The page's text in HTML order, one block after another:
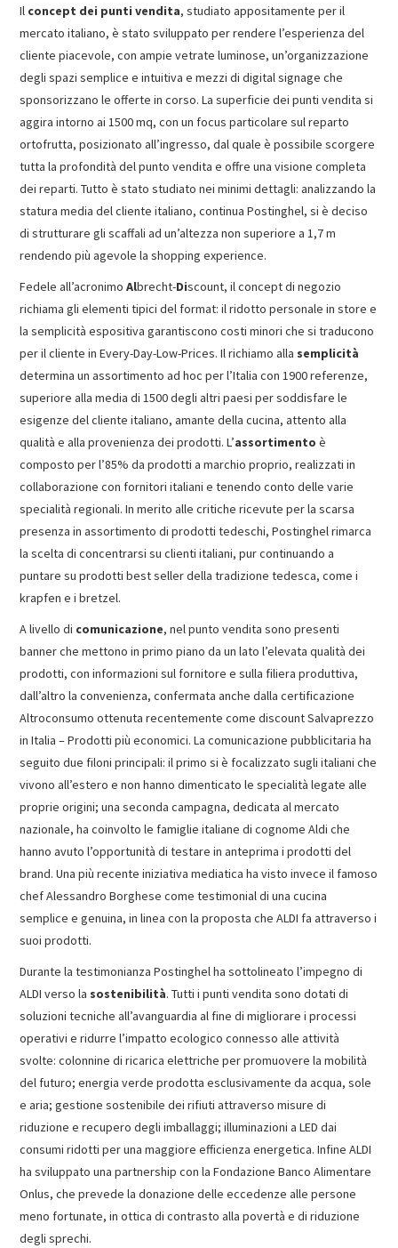
Il concept dei punti vendita, studiato appositamente per il
mercato italiano, è stato sviluppato per rendere l’esperienza del
cliente piacevole, con ampie vetrate luminose, un’organizzazione
degli spazi semplice e intuitiva e mezzi di digital signage che
sponsorizzano le offerte in corso. La superficie dei punti vendita si
aggira intorno ai 1500 mq, con un focus particolare sul reparto
ortofrutta, posizionato all’ingresso, dal quale è possibile scorgere
tutta la profondità del punto vendita e offre una visione completa
dei reparti. Tutto è stato studiato nei minimi dettagli: analizzando la
statura media del cliente italiano, continua Postinghel, si è deciso
di strutturare gli scaffali ad un’altezza non superiore a 1,7 m
rendendo più agevole la shopping experience.
Fedele all’acronimoAlbrecht-Discount, il concept di negozio
richiama gli elementi tipici del format: il ridotto personale in store e
la semplicità espositiva garantiscono costi minori che si traducono
per il cliente in Every-Day-Low-Prices. Il richiamo alla semplicità
determina un assortimento ad hoc per l’Italia con 1900 referenze,
superiore alla media di 1500 degli altri paesi per soddisfare le
esigenze del cliente italiano, amante della cucina, attento alla
qualità e alla provenienza dei prodotti. L’assortimento è
composto per l’85% da prodotti a marchio proprio, realizzati in
collaborazione con fornitori italiani e tenendo conto delle varie
specialità regionali. In merito alle critiche ricevute per la scarsa
presenza in assortimento di prodotti tedeschi, Postinghel rimarca
la scelta di concentrarsi su clienti italiani, pur continuando a
puntare su prodotti best seller della tradizione tedesca, come i
krapfen e i bretzel.
A livello di comunicazione, nel punto vendita sono presenti
banner che mettono in primo piano da un lato l’elevata qualità dei
prodotti, con informazioni sul fornitore e sulla filiera produttiva,
dall’altro la convenienza, confermata anche dalla certificazione
Altroconsumo ottenuta recentemente come discount Salvaprezzo
in Italia – Prodotti più economici. La comunicazione pubblicitaria ha
seguito due filoni principali: il primo si è focalizzato sugli italiani che
vivono all’estero e non hanno dimenticato le specialità legate alle
proprie origini; una seconda campagna, dedicata al mercato
nazionale, ha coinvolto le famiglie italiane di cognome Aldi che
hanno avuto l’opportunità di testare in anteprima i prodotti del
brand. Una più recente iniziativa mediatica ha visto invece il famoso
chef Alessandro Borghese come testimonial di una cucina
semplice e genuina, in linea con la proposta che ALDI fa attraverso i
suoi prodotti.
Durante la testimonianza Postinghel ha sottolineato l’impegno di
ALDI verso la sostenibilità. Tutti i punti vendita sono dotati di
soluzioni tecniche all’avanguardia al fine di migliorare i processi
operativi e ridurre l’impatto ecologico connesso alle attività
svolte: colonnine di ricarica elettriche per promuovere la mobilità
del futuro; energia verde prodotta esclusivamente da acqua, sole
e aria; gestione sostenibile dei rifiuti attraverso misure di
riduzione e recupero degli imballaggi; illuminazioni a LED dai
consumi ridotti per una maggiore efficienza energetica. Infine ALDI
ha sviluppato una partnership con la Fondazione Banco Alimentare
Onlus, che prevede la donazione delle eccedenze alle persone
meno fortunate, in ottica di contrasto alla povertà e di riduzione
degli sprechi.